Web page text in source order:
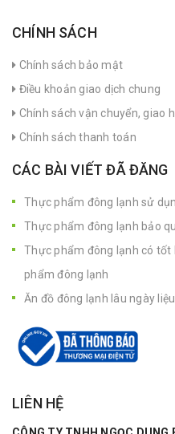
CHÍNH SÁCH
Chính sách bảo mật
Điều khoản giao dịch chung
Chính sách vận chuyển, giao
Chính sách thanh toán
CÁC BÀI VIẾT ĐÃ ĐĂNG
Thực phẩm đông lạnh sử
Thực phẩm đông lạnh bảo
Thực phẩm đông lạnh có tốt
phẩm đông lạnh
Ăn đồ đông lạnh lâu ngày
LIÊN HỆ